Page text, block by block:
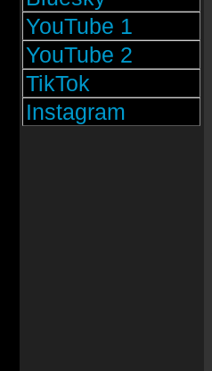
YouTube 1
YouTube 2
TikTok
Instagram